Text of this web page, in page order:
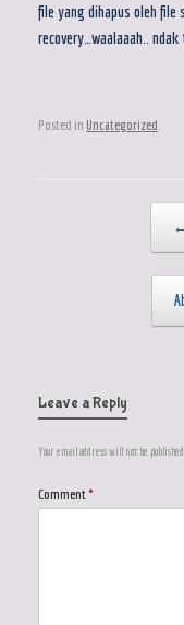
file yang dihapus oleh file
recovery…waalaaah..
Posted in Uncategorized.
Leave a Reply
Your email address will not be published.
Comment *